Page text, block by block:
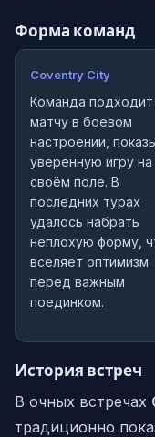
Форма команд
Coventry City
Команда подходит
матчу в боевом
настроении,
уверенную игру на
своём поле. В
последних турах
удалось набрать
неплохую форму,
вселяет оптимизм
перед важным
поединком.
История встреч
В очных встречах
традиционно